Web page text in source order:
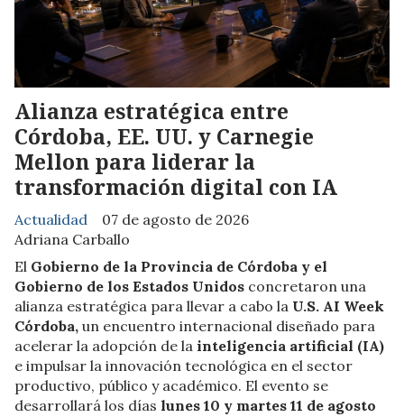
Alianza estratégica entre
Córdoba, EE. UU. y Carnegie
Mellon para liderar la
transformación digital con IA
Adriana Carballo
Actualidad 07 de agosto de 2026
El Gobierno de la Provincia de Córdoba y el
Gobierno de los Estados Unidos concretaron una
alianza estratégica para llevar a cabo la U.S. AI Week
Córdoba, un encuentro internacional diseñado para
acelerar la adopción de la inteligencia artificial (IA)
e impulsar la innovación tecnológica en el sector
productivo, público y académico. El evento se
desarrollará los días lunes 10 y martes 11 de agosto